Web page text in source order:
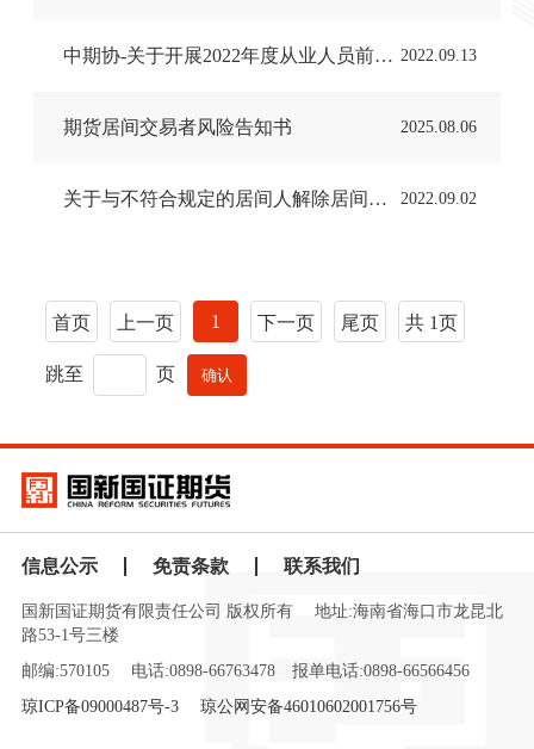
中期协-关于开展2022年度从业人员前置培训及居间人职业培训、持续培训的通知 2022.09.13
期货居间交易者风险告知书 2025.08.06
关于与不符合规定的居间人解除居间关系的公告 2022.09.02
首页 上一页 1 下一页 尾页 共 1页
跳至 页
信息公示 免责条款 联系我们
国新国证期货有限责任公司 版权所有
地址:海南省海口市龙昆北
路53-1号三楼
邮编:570105
电话:0898-66763478
报单电话:0898-66566456
琼ICP备09000487号-3
琼公网安备46010602001756号